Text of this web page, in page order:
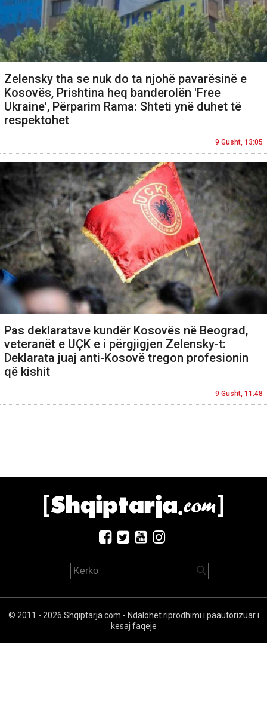
Zelensky tha se nuk do ta njohë pavarësinë e
Kosovës, Prishtina heq banderolën 'Free
Ukraine', Përparim Rama: Shteti ynë duhet të
respektohet
9 Gusht, 13:05
Pas deklaratave kundër Kosovës në Beograd,
veteranët e UÇK e i përgjigjen Zelensky-t:
Deklarata juaj anti-Kosovë tregon profesionin
që kishit
9 Gusht, 11:48
© 2011 - 2026 Shqiptarja.com - Ndalohet riprodhimi i paautorizuar i
kesaj faqeje